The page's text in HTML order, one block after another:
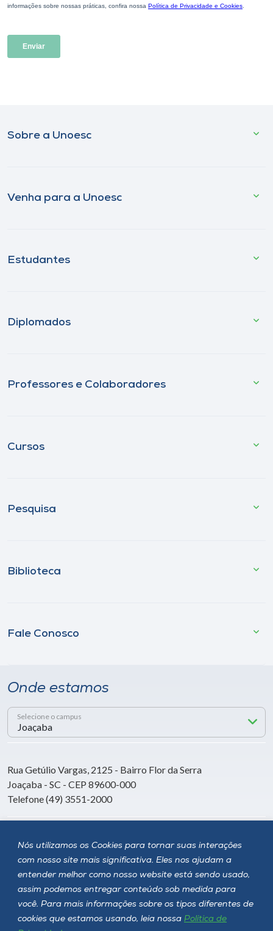
Nós utilizamos os Cookies para tornar suas interações
com nosso site mais significativa. Eles nos ajudam a
entender melhor como nosso website está sendo usado,
assim podemos entregar conteúdo sob medida para
você. Para mais informações sobre os tipos diferentes de
cookies que estamos usando, leia nossa Política de
Sobre a Unoesc
Venha para a Unoesc
Estudantes
Diplomados
Professores e Colaboradores
Cursos
Pesquisa
Biblioteca
Fale Conosco
Onde estamos
Selecione o campus
Rua Getúlio Vargas, 2125 - Bairro Flor da Serra
Joaçaba - SC - CEP 89600-000
Telefone (49) 3551-2000
Siga a Unoesc